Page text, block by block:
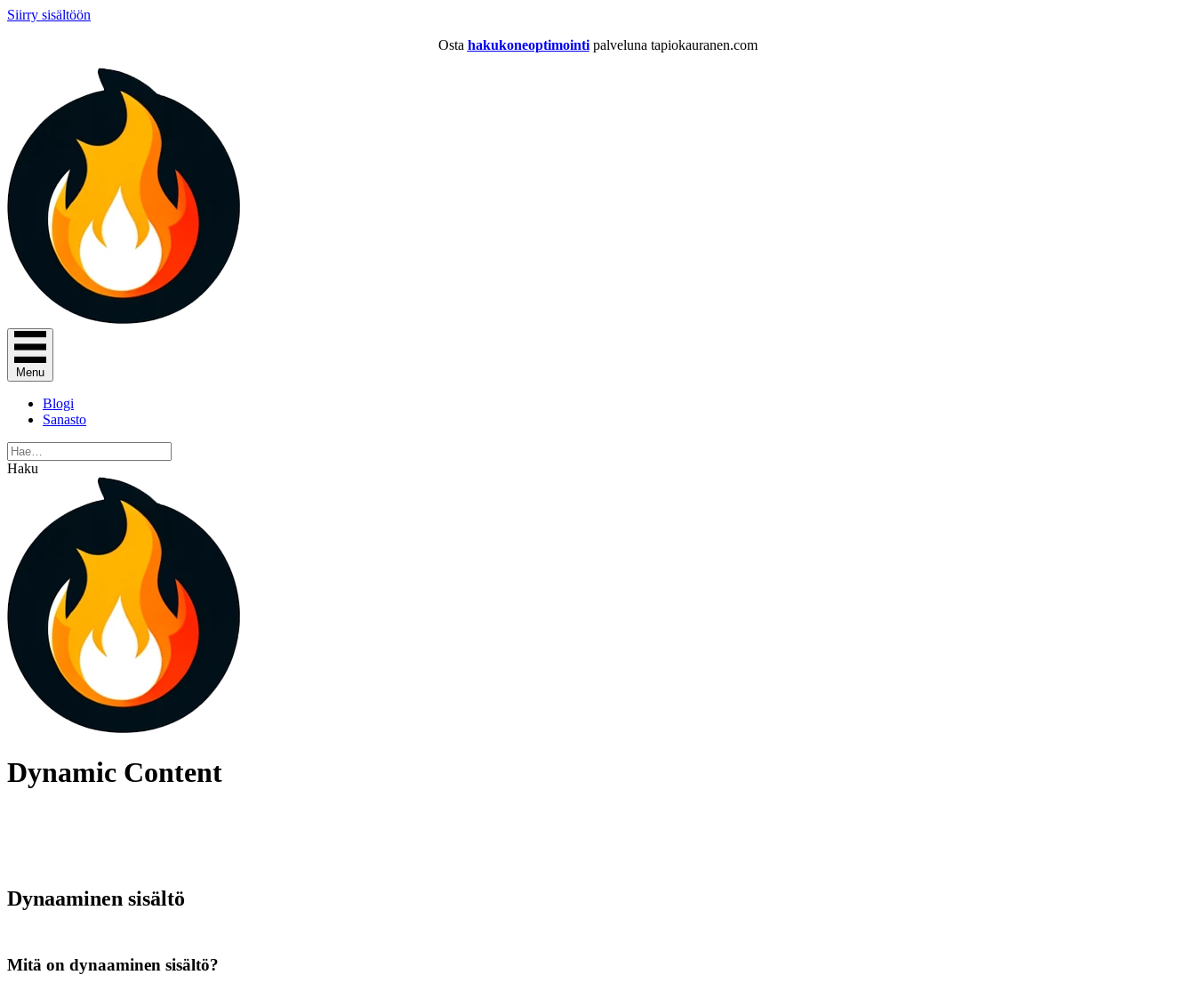
Siirry sisältöön
Osta hakukoneoptimointi palveluna tapiokauranen.com
Menu
Blogi
Sanasto
Haku
Dynamic Content
Dynaaminen sisältö
Mitä on dynaaminen sisältö?